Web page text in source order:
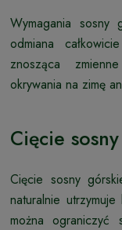
Wymagania sosny
odmiana
znosząca
okrywania na zimę
Cięcie
Cięcie sosny
naturalnie
można ograniczyć